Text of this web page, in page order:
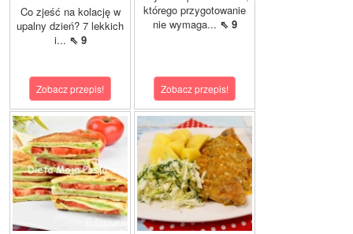
Co zjeść na kolację w
upalny dzień? 7 lekkich
i... ⇖ 9
Zobacz przepis!
którego przygotowanie
nie wymaga... ⇖ 9
Zobacz przepis!